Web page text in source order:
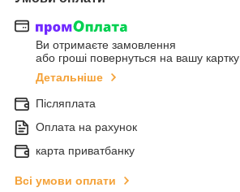
Ви отримаєте замовлення
або гроші повернуться на вашу картку
Детальніше
Післяплата
Оплата на рахунок
карта приватбанку
Всі умови оплати